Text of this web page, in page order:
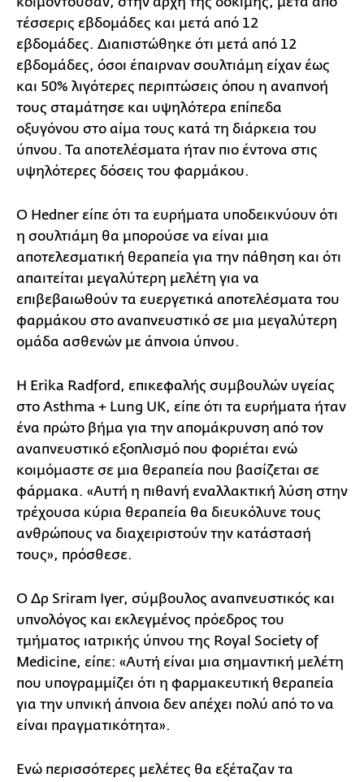
τέσσερις εβδομάδες και μετά από 12
εβδομάδες. Διαπιστώθηκε ότι μετά από 12
εβδομάδες, όσοι έπαιρναν σουλτιάμη είχαν έως
και 50% λιγότερες περιπτώσεις όπου η αναπνοή
τους σταμάτησε και υψηλότερα επίπεδα
οξυγόνου στο αίμα τους κατά τη διάρκεια του
ύπνου. Τα αποτελέσματα ήταν πιο έντονα στις
υψηλότερες δόσεις του φαρμάκου.
Ο Hedner είπε ότι τα ευρήματα υποδεικνύουν ότι
η σουλτιάμη θα μπορούσε να είναι μια
αποτελεσματική θεραπεία για την πάθηση και ότι
απαιτείται μεγαλύτερη μελέτη για να
επιβεβαιωθούν τα ευεργετικά αποτελέσματα του
φαρμάκου στο αναπνευστικό σε μια μεγαλύτερη
ομάδα ασθενών με άπνοια ύπνου.
Η Erika Radford, επικεφαλής συμβουλών υγείας
στο Asthma + Lung UK, είπε ότι τα ευρήματα ήταν
ένα πρώτο βήμα για την απομάκρυνση από τον
αναπνευστικό εξοπλισμό που φοριέται ενώ
κοιμόμαστε σε μια θεραπεία που βασίζεται σε
φάρμακα. «Αυτή η πιθανή εναλλακτική λύση στην
τρέχουσα κύρια θεραπεία θα διευκόλυνε τους
ανθρώπους να διαχειριστούν την κατάστασή
τους», πρόσθεσε.
Ο Δρ Sriram Iyer, σύμβουλος αναπνευστικός και
υπνολόγος και εκλεγμένος πρόεδρος του
τμήματος ιατρικής ύπνου της Royal Society of
Medicine, είπε: «Αυτή είναι μια σημαντική μελέτη
που υπογραμμίζει ότι η φαρμακευτική θεραπεία
για την υπνική άπνοια δεν απέχει πολύ από το να
είναι πραγματικότητα».
Ενώ περισσότερες μελέτες θα εξέταζαν τα